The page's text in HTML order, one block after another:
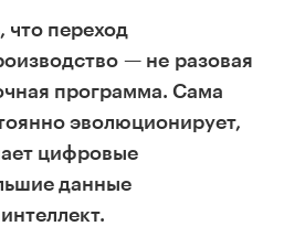
что переход
— не разовая
программа. Сама
эволюционирует,
цифровые
данные